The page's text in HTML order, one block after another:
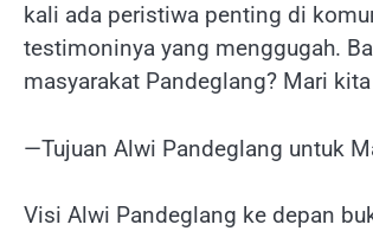
kali ada peristiwa penting di
testimoninya yang menggugah.
masyarakat Pandeglang? Mari
—Tujuan Alwi Pandeglang untuk
Visi Alwi Pandeglang ke depan